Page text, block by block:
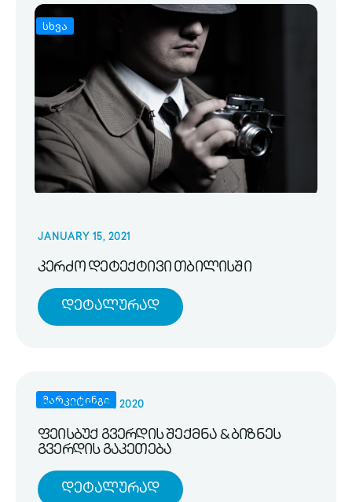
სხვა
JANUARY 15, 2021
კერძო დეტექტივი თბილისში
Დეტალურად
მარკეტინგი
NOVEMBER 25, 2020
ფეისბუქ გვერდის შექმნა & ბიზნეს
გვერდის გაკეთება
Დეტალურად